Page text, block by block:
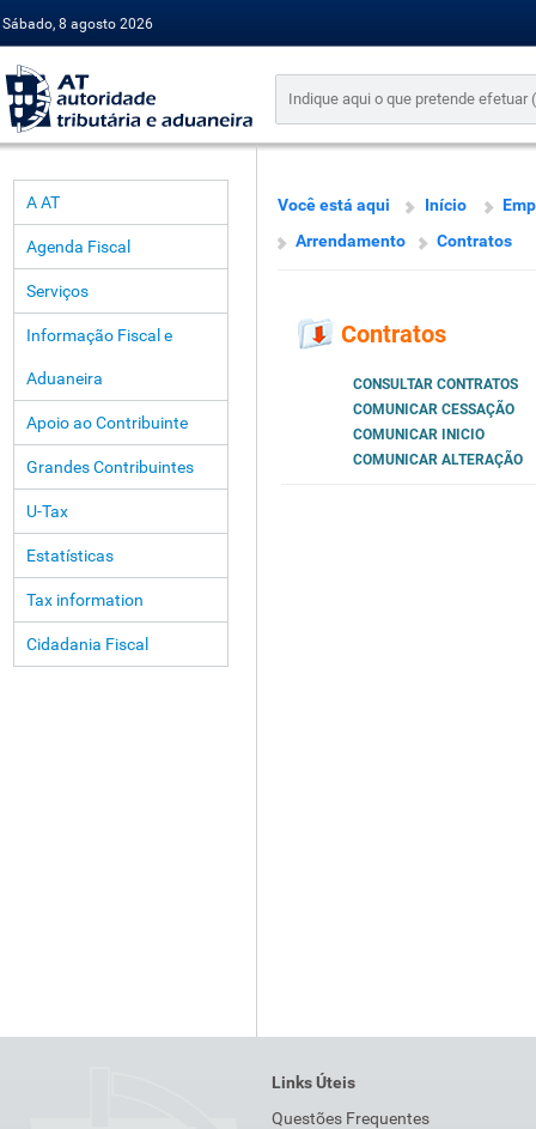
Sábado, 8 agosto 2026
A AT
Agenda Fiscal
Serviços
Informação Fiscal e
Aduaneira
Apoio ao Contribuinte
Grandes Contribuintes
U-Tax
Estatísticas
Tax information
Cidadania Fiscal
Você está aqui Início
Arrendamento
Contratos
Contratos
CONSULTAR CONTRATOS
COMUNICAR CESSAÇÃO
COMUNICAR INICIO
COMUNICAR ALTERAÇÃO
Links Úteis
Questões Frequentes